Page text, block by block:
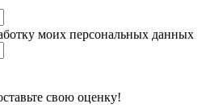
моих персональных данных
свою оценку!